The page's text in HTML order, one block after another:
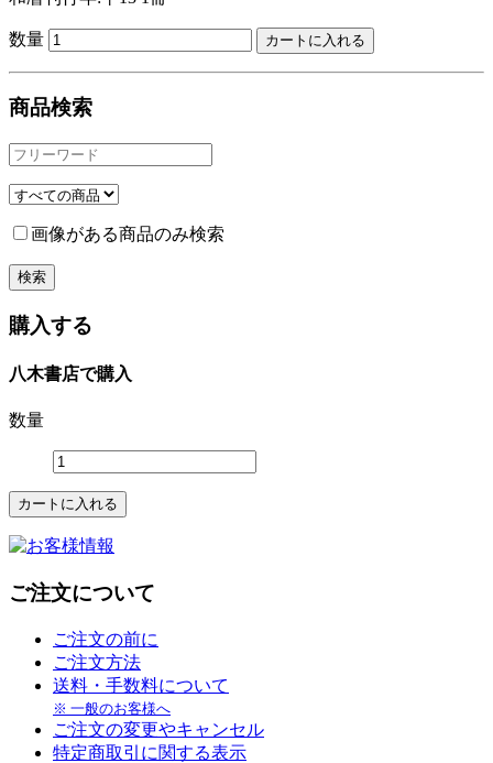
数量
商品検索
画像がある商品のみ検索
購入する
八木書店で購入
数量
ご注文について
ご注文の前に
ご注文方法
送料・手数料について
※ 一般のお客様へ
ご注文の変更やキャンセル
特定商取引に関する表示